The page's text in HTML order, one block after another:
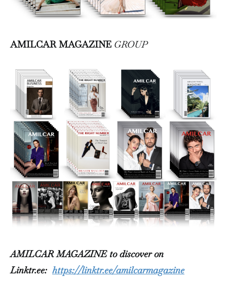
AMILCAR MAGAZINE GROUP
AMILCAR MAGAZINE to discover on
Linktr.ee: https://linktr.ee/amilcarmagazine